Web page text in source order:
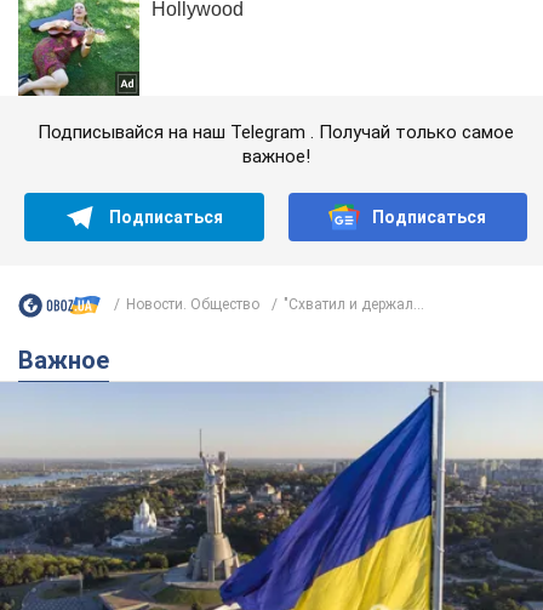
Подписывайся на наш Telegram . Получай только самое
важное!
Подписаться Подписаться
Новости. Общество "Схватил и держал...
Важное